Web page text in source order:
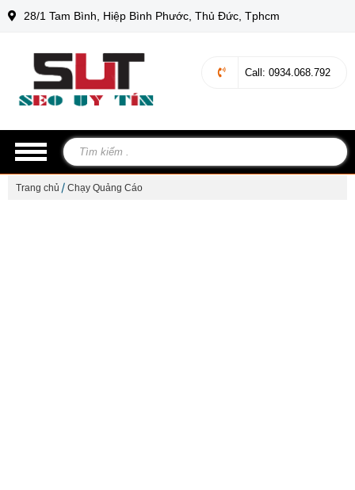
Trang chủ Chạy Quảng Cáo
28/1 Tam Bình, Hiệp Bình Phước, Thủ Đức, Tphcm
Call : 0934.068.792